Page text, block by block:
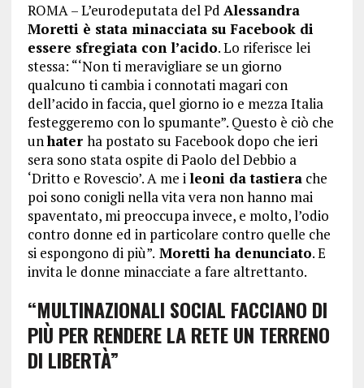
ROMA – L’eurodeputata del Pd Alessandra
Moretti è stata minacciata su Facebook di
essere sfregiata con l’acido. Lo riferisce lei
stessa: “‘Non ti meravigliare se un giorno
qualcuno ti cambia i connotati magari con
dell’acido in faccia, quel giorno io e mezza Italia
festeggeremo con lo spumante”. Questo è ciò che
unhater ha postato su Facebook dopo che ieri
sera sono stata ospite di Paolo del Debbio a
‘Dritto e Rovescio’. A me ileoni da tastierache
poi sono conigli nella vita vera non hanno mai
spaventato, mi preoccupa invece, e molto, l’odio
contro donne ed in particolare contro quelle che
si espongono di più”. Moretti ha denunciato. E
invita le donne minacciate a fare altrettanto.
“MULTINAZIONALI SOCIAL FACCIANO DI
PIÙ PER RENDERE LA RETE UN TERRENO
DI LIBERTÀ”